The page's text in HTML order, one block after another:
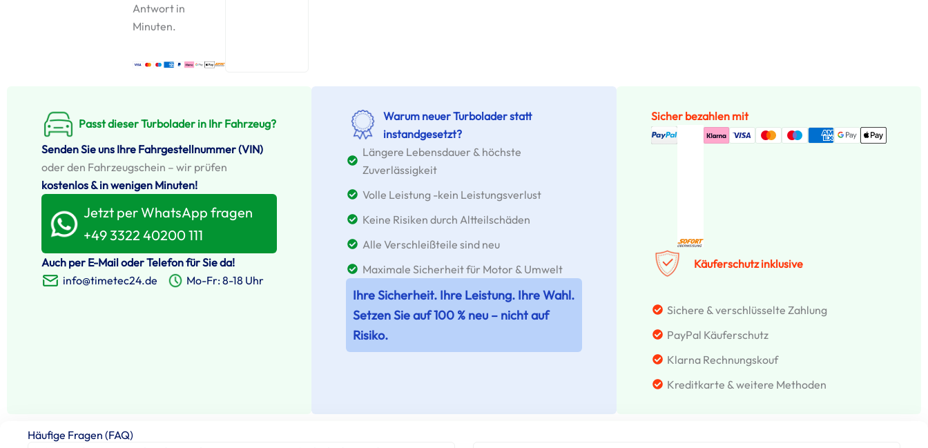
Antwort in
Minuten.
Passt dieser Turbolader in Ihr Fahrzeug?
Senden Sie uns Ihre Fahrgestellnummer (VIN)
oder den Fahrzeugschein – wir prüfen
kostenlos & in wenigen Minuten!
Jetzt per WhatsApp fragen
+49 3322 40200 111
Auch per E-Mail oder Telefon für Sie da!
info@timetec24.de
Mo-Fr: 8-18 Uhr
Warum neuer Turbolader statt
instandgesetzt?
Längere Lebensdauer & höchste
Zuverlässigkeit
Volle Leistung -kein Leistungsverlust
Keine Risiken durch Altteilschäden
Alle Verschleißteile sind neu
Maximale Sicherheit für Motor & Umwelt
Ihre Sicherheit. Ihre Leistung. Ihre Wahl.
Setzen Sie auf 100 % neu – nicht auf
Risiko.
Sicher bezahlen mit
Käuferschutz inklusive
Sichere & verschlüsselte Zahlung
PayPal Käuferschutz
Klarna Rechnungskouf
Kreditkarte & weitere Methoden
Häufige Fragen (FAQ)